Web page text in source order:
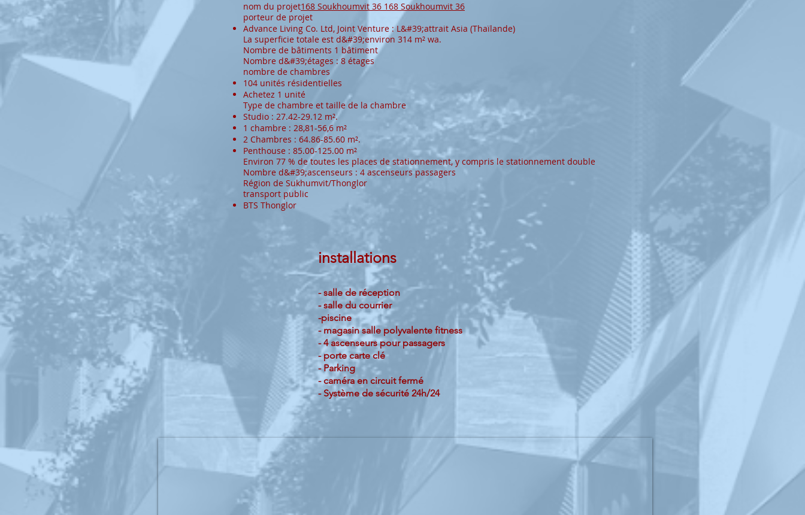
nom du projet168 Soukhoumvit 36 168 Soukhoumvit 36
porteur de projet
Advance Living Co. Ltd, Joint Venture : L&#39;attrait Asia (Thaïlande)
La superficie totale est d&#39;environ 314 m² wa.
Nombre de bâtiments 1 bâtiment
Nombre d&#39;étages : 8 étages
nombre de chambres
104 unités résidentielles
Achetez 1 unité
Type de chambre et taille de la chambre
Studio : 27.42-29.12 m².
1 chambre : 28,81-56,6 m²
2 Chambres : 64.86-85.60 m².
Penthouse : 85.00-125.00 m²
Environ 77 % de toutes les places de stationnement, y compris le stationnement double
Nombre d&#39;ascenseurs : 4 ascenseurs passagers
Région de Sukhumvit/Thonglor
transport public
BTS Thonglor
installations
- salle de réception
- salle du courrier
-piscine
- magasin salle polyvalente fitness
- 4 ascenseurs pour passagers
- porte carte clé
- Parking
- caméra en circuit fermé
- Système de sécurité 24h/24